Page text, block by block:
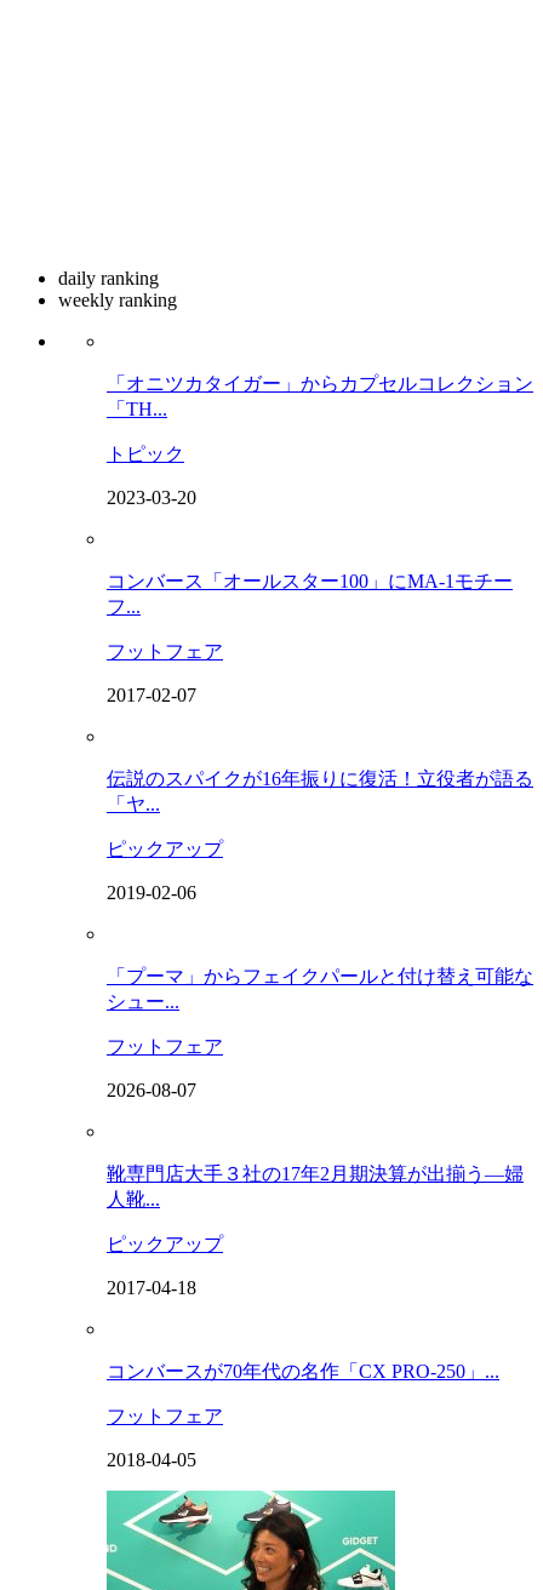
daily ranking
weekly ranking
「オニツカタイガー」からカプセルコレクション
「TH...
トピック
2023-03-20
コンバース「オールスター100」にMA-1モチー
フ...
フットフェア
2017-02-07
伝説のスパイクが16年振りに復活！立役者が語る
「ヤ...
ピックアップ
2019-02-06
「プーマ」からフェイクパールと付け替え可能な
シュー...
フットフェア
2026-08-07
靴専門店大手３社の17年2月期決算が出揃う―婦
人靴...
ピックアップ
2017-04-18
コンバースが70年代の名作「CX PRO-250」...
フットフェア
2018-04-05